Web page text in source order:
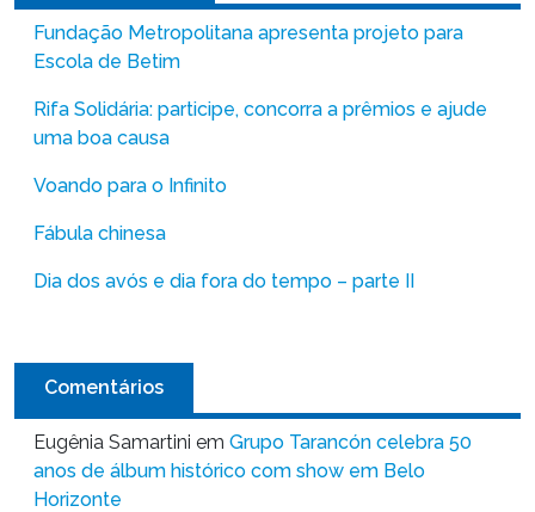
Fundação Metropolitana apresenta projeto para
Escola de Betim
Rifa Solidária: participe, concorra a prêmios e ajude
uma boa causa
Voando para o Infinito
Fábula chinesa
Dia dos avós e dia fora do tempo – parte II
Comentários
Eugênia Samartini em Grupo Tarancón celebra 50
anos de álbum histórico com show em Belo
Horizonte